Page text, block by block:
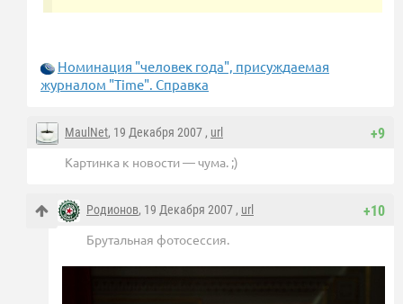
Номинация "человек года", присуждаемая
журналом "Time". Справка
+9
MaulNet, 19 Декабря 2007 , url
Картинка к новости — чума. ;)
+10
Родионов, 19 Декабря 2007 , url
Брутальная фотосессия.